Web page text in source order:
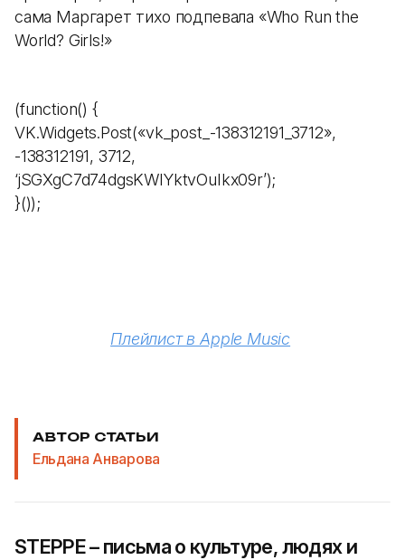
сама Маргарет тихо подпевала «Who Run the
World? Girls!»
(function() {
VK.Widgets.Post(«vk_post_-138312191_3712»,
-138312191, 3712,
‘jSGXgC7d74dgsKWIYktvOuIkx09r’);
}());
Плейлист в Apple Music
АВТОР СТАТЬИ
Ельдана Анварова
STEPPE – письма о культуре, людях и